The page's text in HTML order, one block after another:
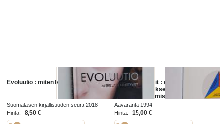
Evoluutio : miten lajit kehittyvät?
Suomalaisen kirjallisuuden seura 2018
Hinta:
8,50 €
Kehittyvät tiimit : organisaatioiden
rakennemuutokseen liittyvä tiimien
ja tiimien johtamisen
kehittymisprosessi
Aavaranta 1994
Hinta:
15,00 €